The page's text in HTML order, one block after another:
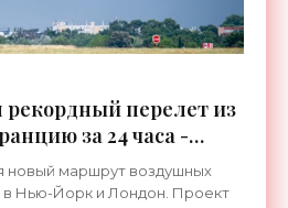
перелет из
за 24 часа -
новый маршрут воздушных
в Нью-Йорк и Лондон. Проект